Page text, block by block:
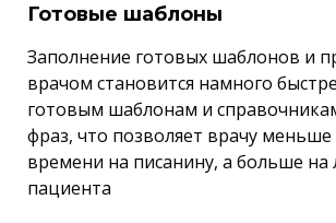
Готовые шаблоны
Заполнение готовых шаблонов и
врачом становится намного
готовым шаблонам и
фраз, что позволяет врачу меньше
времени на писанину, а больше на
пациента